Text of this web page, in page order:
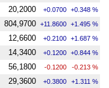
20,2000 +0.0700 +0.348 %
804,9700 +11.8600 +1.495 %
12,6600 +0.2100 +1.687 %
14,3400 +0.1200 +0.844 %
56,1800 -0.1200 -0.213 %
29,3600 +0.3800 +1.311 %